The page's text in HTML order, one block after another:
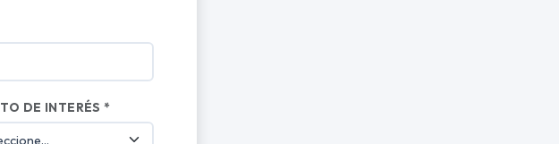
DE INTERÉS *